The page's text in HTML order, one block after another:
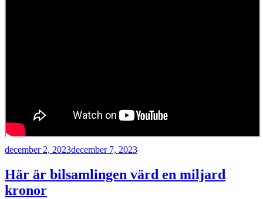
Publicerat
december 2, 2023december 7, 2023
Här är bilsamlingen värd en miljard
kronor